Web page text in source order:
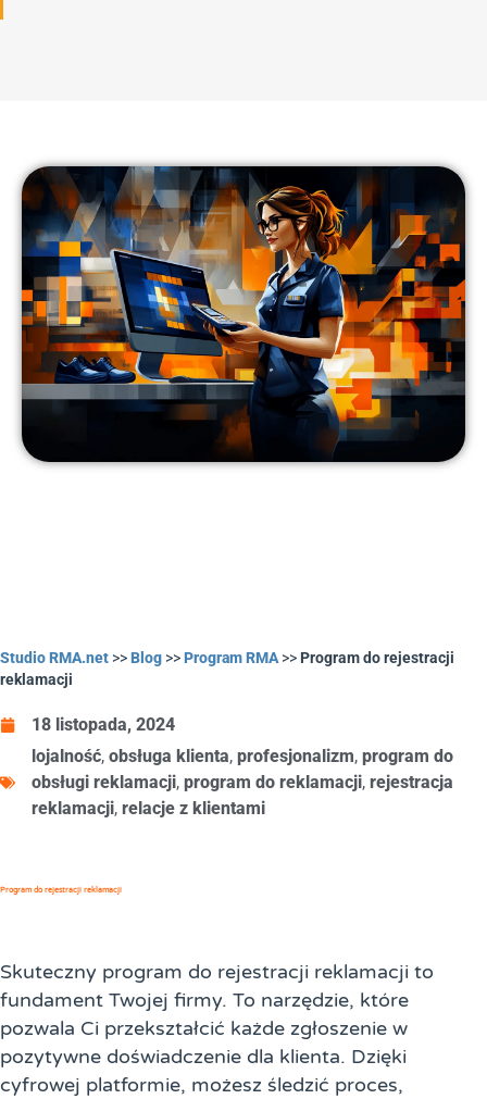
Studio RMA.net >>Blog >>Program RMA>> Program do rejestracji
reklamacji
18 listopada, 2024
lojalność, obsługa klienta, profesjonalizm, program do
obsługi reklamacji, program do reklamacji, rejestracja
reklamacji, relacje z klientami
Program do rejestracji reklamacji
Skuteczny program do rejestracji reklamacji to
fundament Twojej firmy. To narzędzie, które
pozwala Ci przekształcić każde zgłoszenie w
pozytywne doświadczenie dla klienta. Dzięki
cyfrowej platformie, możesz śledzić proces,